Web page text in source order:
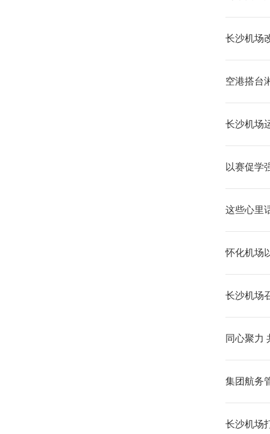
长沙机场
空港搭台
长沙机场
以赛促学
这些心里
怀化机场
长沙机场
同心聚力
集团航务
长沙机场